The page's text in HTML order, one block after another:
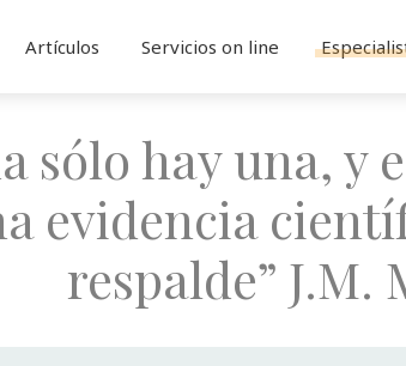
Artículos Servicios on line
sólo hay una, y
evidencia
respalde” J.M.